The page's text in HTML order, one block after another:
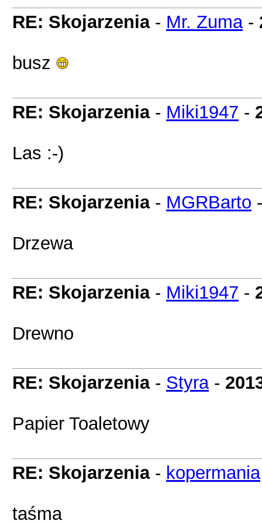
RE: Skojarzenia- Mr. Zuma-
busz
RE: Skojarzenia- Miki1947 -
Las :-)
RE: Skojarzenia- MGRBarto
Drzewa
RE: Skojarzenia- Miki1947 -
Drewno
RE: Skojarzenia- Styra-
Papier Toaletowy
RE: Skojarzenia- kopermania
taśma